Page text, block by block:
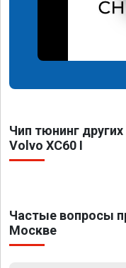
Чип тюнинг
Volvo XC60 I
Частые вопросы
Москве